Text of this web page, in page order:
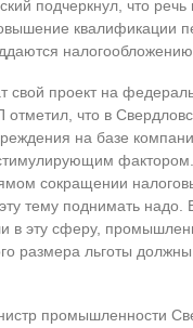
подчеркнул, что
квалификации
свой проект на
что в
на базе
сокращении
тему поднимать
в эту сферу,
размера льготы
промышленности